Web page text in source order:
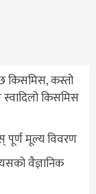
किसमिस, कस्तो
किसमिस
पूर्ण मूल्य विवरण
वैज्ञानिक